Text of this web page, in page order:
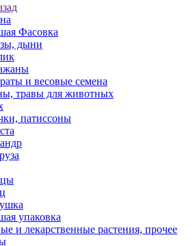
Фасовка
дыни
и весовые семена
травы для животных
патиссоны
упаковка
и лекарственные растения, прочее